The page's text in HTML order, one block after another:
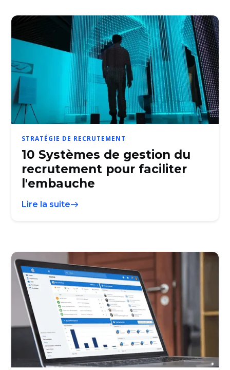
STRATÉGIE DE RECRUTEMENT
10 Systèmes de gestion du
recrutement pour faciliter
l'embauche
Lire la suite